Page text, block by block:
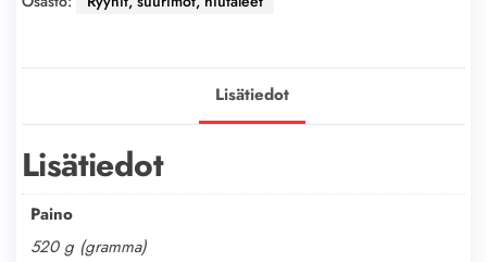
Lisätiedot
Lisätiedot
Paino
520 g (gramma)